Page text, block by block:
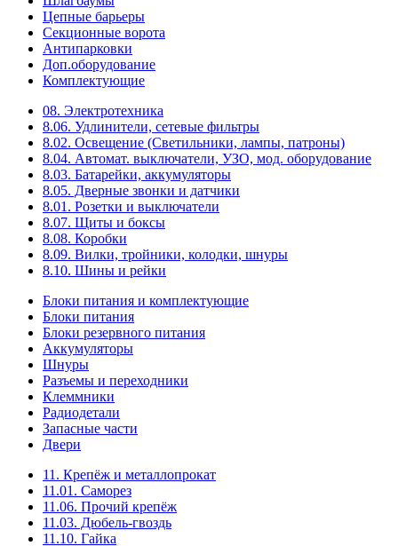
Цепные барьеры
Секционные ворота
Антипарковки
Доп.оборудование
Комплектующие
08. Электротехника
8.06. Удлинители, сетевые фильтры
8.02. Освещение (Светильники, лампы, патроны)
8.04. Автомат. выключатели, УЗО, мод. оборудование
8.03. Батарейки, аккумуляторы
8.05. Дверные звонки и датчики
8.01. Розетки и выключатели
8.07. Щиты и боксы
8.08. Коробки
8.09. Вилки, тройники, колодки, шнуры
8.10. Шины и рейки
Блоки питания и комплектующие
Блоки питания
Блоки резервного питания
Аккумуляторы
Шнуры
Разъемы и переходники
Клеммники
Радиодетали
Запасные части
Двери
11. Крепёж и металлопрокат
11.01. Саморез
11.06. Прочий крепёж
11.03. Дюбель-гвоздь
11.10. Гайка